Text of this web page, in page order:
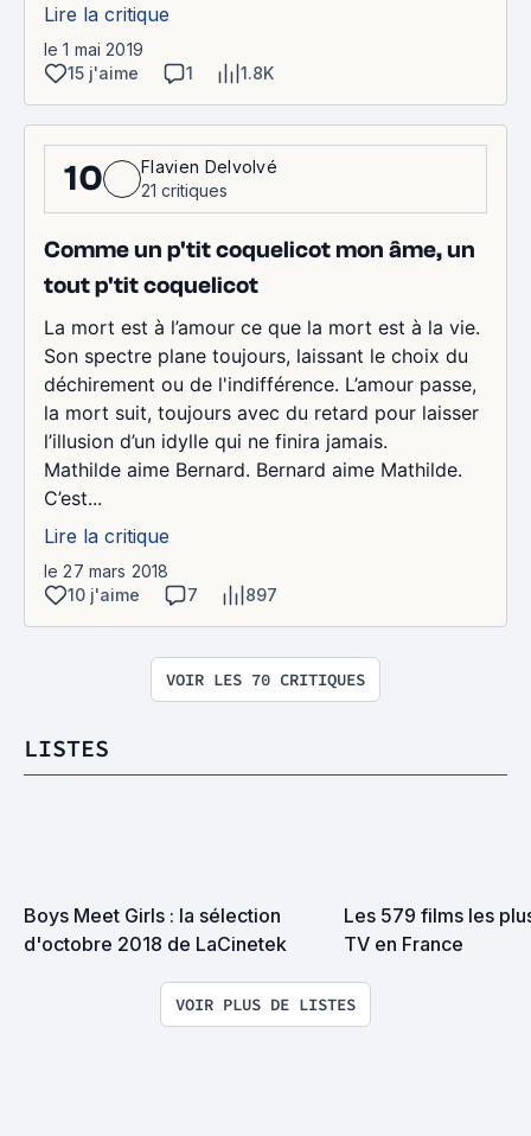
Lire la critique
le 1 mai 2019
15 j'aime
1 1.8K
10
Flavien Delvolvé
21 critiques
Comme un p'tit coquelicot mon âme, un
tout p'tit coquelicot
La mort est à l’amour ce que la mort est à la vie.
Son spectre plane toujours, laissant le choix du
déchirement ou de l'indifférence. L’amour passe,
la mort suit, toujours avec du retard pour laisser
l’illusion d’un idylle qui ne finira jamais.
Mathilde aime Bernard. Bernard aime Mathilde.
C’est...
Lire la critique
le 27 mars 2018
10 j'aime
7 897
VOIR LES 70 CRITIQUES
LISTES
Boys Meet Girls : la sélection
d'octobre 2018 de LaCinetek
Les 579 films les
TV en France
VOIR PLUS DE LISTES